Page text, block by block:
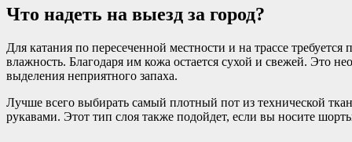
Что надеть на выезд за город?
Для катания по пересеченной местности и на трассе
влажность. Благодаря им кожа остается сухой и свежей. Это
выделения неприятного запаха.
Лучше всего выбирать самый плотный пот из технической
рукавами. Этот тип слоя также подойдет, если вы носите